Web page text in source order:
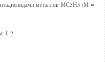
металлов МС5Н5 (М =
1 2